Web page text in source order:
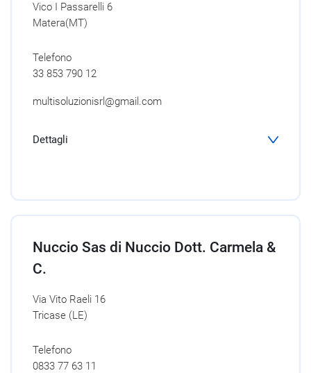
Vico I Passarelli 6
Matera(MT)
Telefono
33 853 790 12
multisoluzionisrl@gmail.com
Dettagli
Nuccio Sas di Nuccio Dott. Carmela &
C.
Via Vito Raeli 16
Tricase (LE)
Telefono
0833 77 63 11